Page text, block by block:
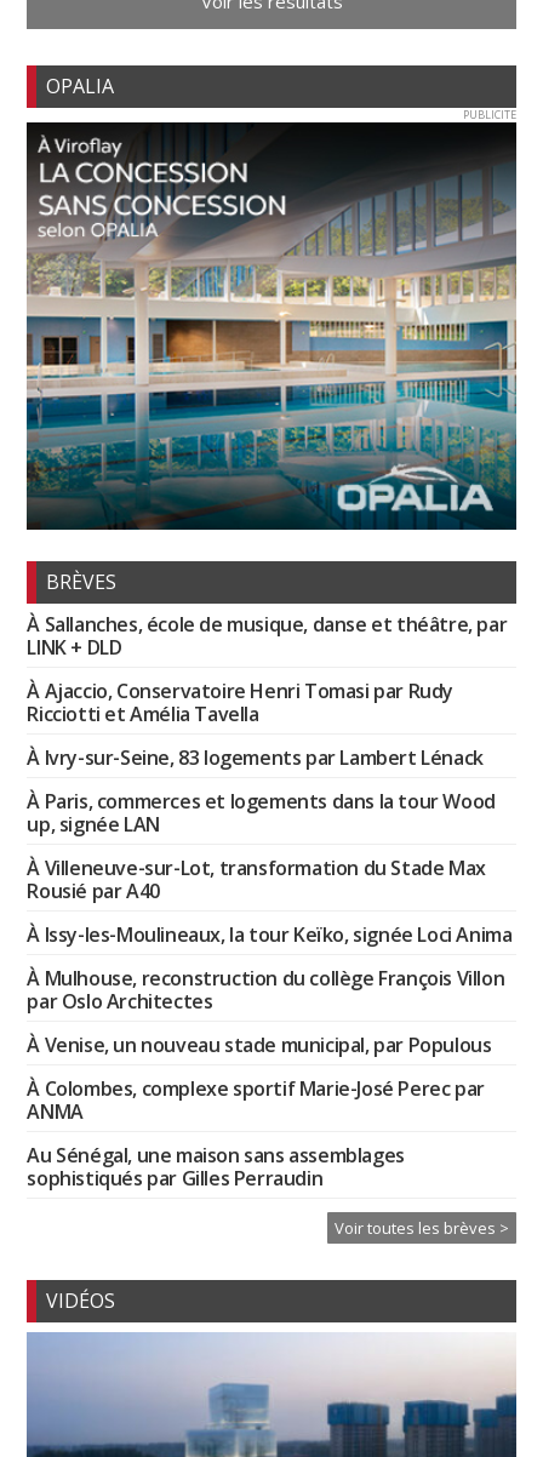
OPALIA
PUBLICITE
BRÈVES
À Sallanches, école de musique, danse et théâtre, par
LINK + DLD
À Ajaccio, Conservatoire Henri Tomasi par Rudy
Ricciotti et Amélia Tavella
À Ivry-sur-Seine, 83 logements par Lambert Lénack
À Paris, commerces et logements dans la tour Wood
up, signée LAN
À Villeneuve-sur-Lot, transformation du Stade Max
Rousié par A40
À Issy-les-Moulineaux, la tour Keïko, signée Loci Anima
À Mulhouse, reconstruction du collège François Villon
par Oslo Architectes
À Venise, un nouveau stade municipal, par Populous
À Colombes, complexe sportif Marie-José Perec par
ANMA
Au Sénégal, une maison sans assemblages
sophistiqués par Gilles Perraudin
Voir toutes les brèves >
VIDÉOS